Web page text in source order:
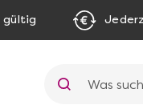
gültig